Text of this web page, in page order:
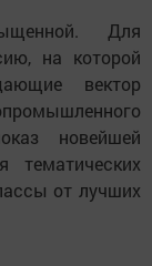
Для
на которой
вектор
новейшей
тематических
от лучших